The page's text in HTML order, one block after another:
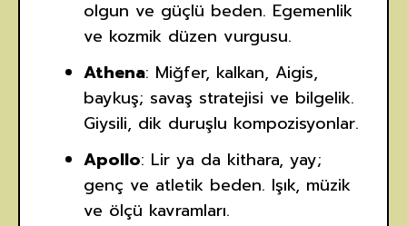
olgun ve güçlü beden. Egemenlik
ve kozmik düzen vurgusu.
Athena: Miğfer, kalkan, Aigis,
baykuş; savaş stratejisi ve bilgelik.
Giysili, dik duruşlu kompozisyonlar.
Apollo: Lir ya da kithara, yay;
genç ve atletik beden. Işık, müzik
ve ölçü kavramları.